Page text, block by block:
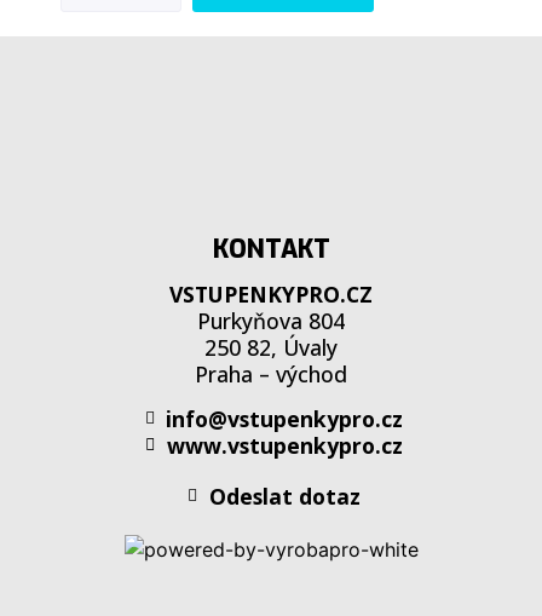
KONTAKT
VSTUPENKYPRO.CZ
Purkyňova 804
250 82, Úvaly
Praha – východ
info@vstupenkypro.cz
www.vstupenkypro.cz
Odeslat dotaz